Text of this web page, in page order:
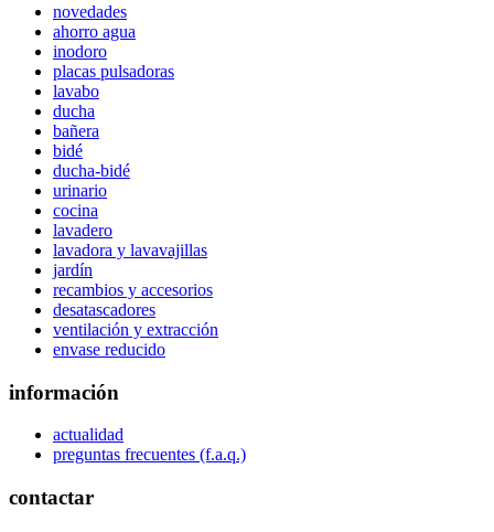
novedades
ahorro agua
inodoro
placas pulsadoras
lavabo
ducha
bañera
bidé
ducha-bidé
urinario
cocina
lavadero
lavadora y lavavajillas
jardín
recambios y accesorios
desatascadores
ventilación y extracción
envase reducido
información
actualidad
preguntas frecuentes (f.a.q.)
contactar